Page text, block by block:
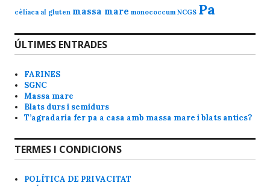
cèliaca al gluten massa mare monococcum NCGS Pa
ÚLTIMES ENTRADES
FARINES
SGNC
Massa mare
Blats durs i semidurs
T’agradaria fer pa a casa amb massa mare i blats antics?
TERMES I CONDICIONS
POLÍTICA DE PRIVACITAT